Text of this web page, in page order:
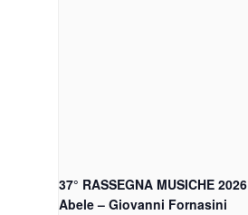
37° RASSEGNA MUSICHE
Abele – Giovanni Fornasini